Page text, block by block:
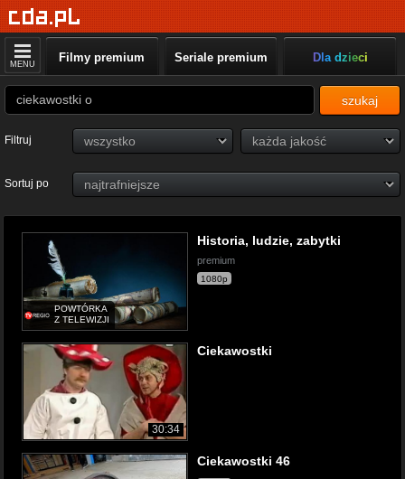
MENU Filmy premium Seriale premium Dla dzieci
szukaj
Filtruj
Sortuj po
POWTÓRKA
Z TELEWIZJI
Historia, ludzie, zabytki
premium
1080p
30:34
Ciekawostki
Ciekawostki 46